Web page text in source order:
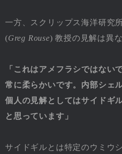
一方、スクリップス海洋研究
(Greg Rouse) 教授の見解は異な
「これはアメフラシではない
常に柔らかいです。内部シェ
個人の見解としてはサイドギ
と思っています」
サイドギルとは特定のウミウ